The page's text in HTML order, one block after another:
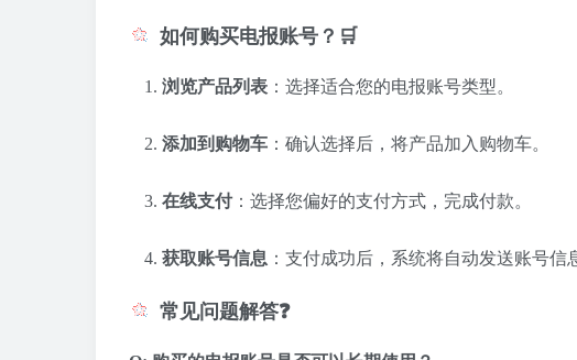
如何购买电报账号？🛒
浏览产品列表 ： 选择适合您的电报账号类型。
添加到购物车 ： 确认选择后，将产品加入购物车。
在线支付： 选择您偏好的支付方式，完成付款。
获取账号信息 ： 支付成功后，系统将自动发送账号信
常见问题解答❓